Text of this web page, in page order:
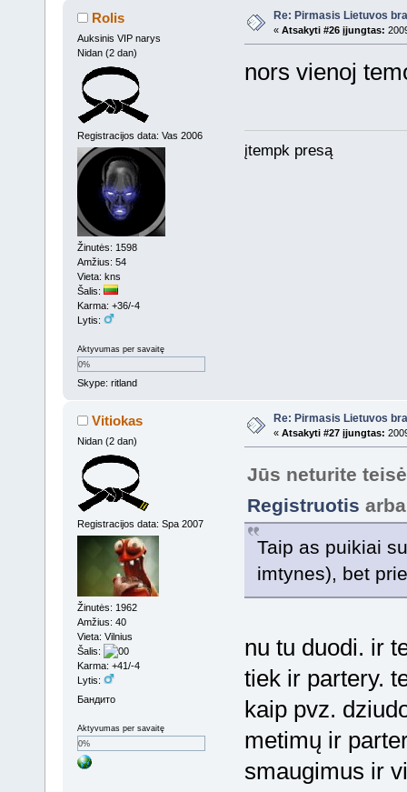
Rolis
Auksinis VIP narys
Nidan (2 dan)
Registracijos data: Vas 2006
Žinutės: 1598
Amžius: 54
Vieta: kns
Šalis:
Karma: +36/-4
Lytis:
Aktyvumas per savaitę
0%
Skype: ritland
Re: Pirmasis Lietuvos
« Atsakyti #26 įjungtas:
nors vienoj
įtempk presą
Vitiokas
Nidan (2 dan)
Registracijos data: Spa 2007
Žinutės: 1962
Amžius: 40
Vieta: Vilnius
Šalis:
Karma: +41/-4
Lytis:
Бандито
Aktyvumas per savaitę
0%
Re: Pirmasis Lietuvos
« Atsakyti #27 įjungtas:
Jūs neturite
Registruotis
Taip as puikiai
imtynes), bet
nu tu duodi. ir
tiek ir partery.
kaip pvz.
metimų ir
smaugimus ir